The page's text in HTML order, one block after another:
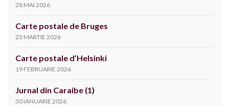
28 MAI 2026
Carte postale de Bruges
23 MARTIE 2026
Carte postale d’Helsinki
19 FEBRUARIE 2026
Jurnal din Caraibe (1)
30 IANUARIE 2026